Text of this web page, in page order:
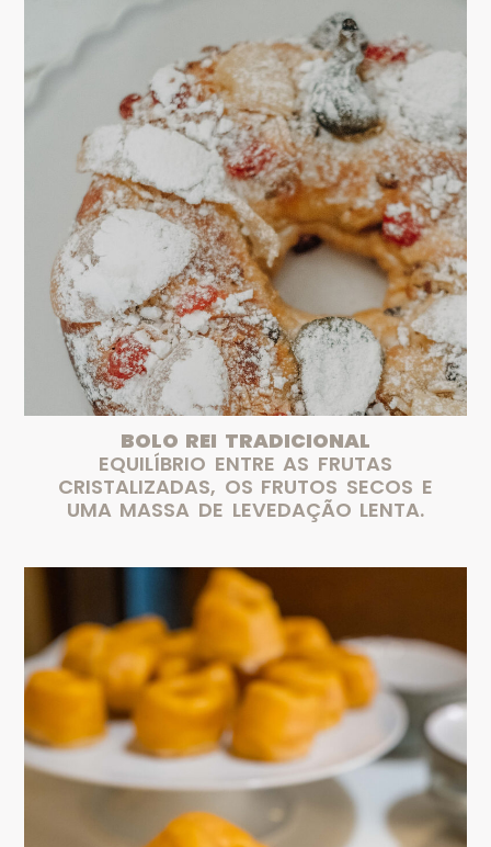
BOLO REI TRADICIONAL
EQUILÍBRIO ENTRE AS FRUTAS
CRISTALIZADAS, OS FRUTOS SECOS E
UMA MASSA DE LEVEDAÇÃO LENTA.